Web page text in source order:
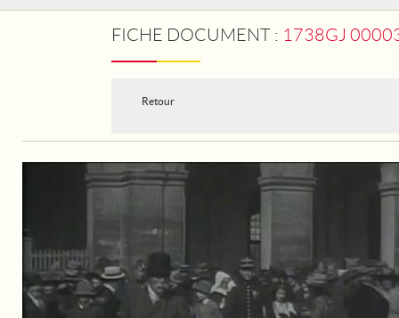
FICHE DOCUMENT : 1738GJ 00003 -
Retour